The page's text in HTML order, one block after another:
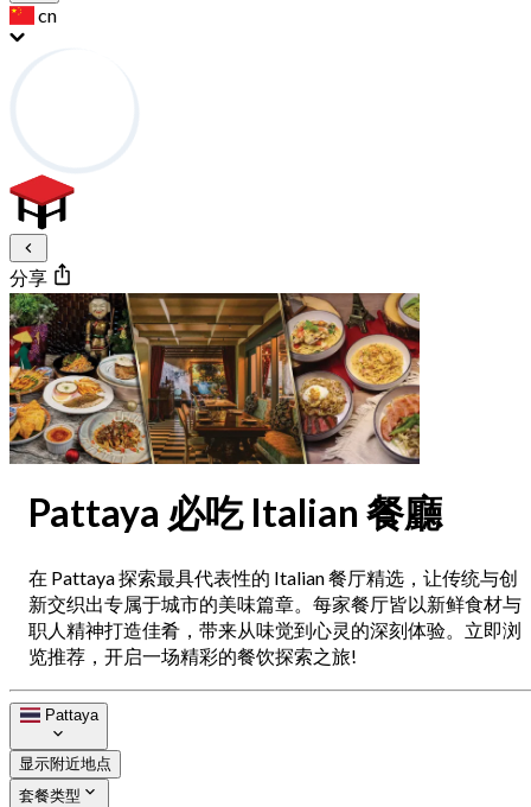
cn
分享
Pattaya 必吃 Italian 餐廳
在 Pattaya 探索最具代表性的 Italian 餐厅精选，让传统与创
新交织出专属于城市的美味篇章。每家餐厅皆以新鲜食材与
职人精神打造佳肴，带来从味觉到心灵的深刻体验。立即浏
览推荐，开启一场精彩的餐饮探索之旅!
Pattaya
显示附近地点
套餐类型